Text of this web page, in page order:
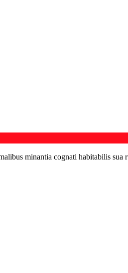
minantia cognati habitabilis